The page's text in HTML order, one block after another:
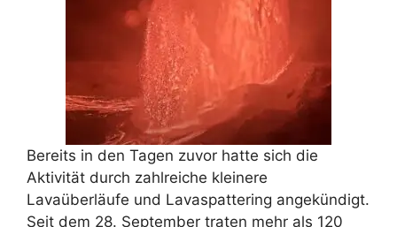
Bereits in den Tagen zuvor hatte sich die
Aktivität durch zahlreiche kleinere
Lavaüberläufe und Lavaspattering angekündigt.
Seit dem 28. September traten mehr als 120